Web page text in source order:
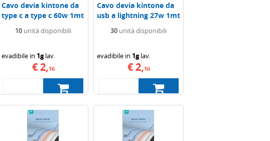
Cavo devia kintone da
type c a type c 60w 1mt
10 unità disponibili
evadibile in 1glav.
€ 2,16
Cavo devia kintone da
usb a lightning 27w 1mt
30 unità disponibili
evadibile in 1glav.
€ 2,16